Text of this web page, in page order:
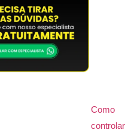
Como
controlar